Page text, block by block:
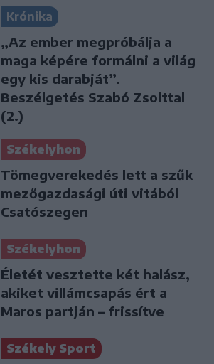
Krónika
„Az ember megpróbálja a
maga képére formálni a világ
egy kis darabját”.
Beszélgetés Szabó Zsolttal
(2.)
Székelyhon
Tömegverekedés lett a szűk
mezőgazdasági úti vitából
Csatószegen
Székelyhon
Életét vesztette két halász,
akiket villámcsapás ért a
Maros partján – frissítve
Székely Sport